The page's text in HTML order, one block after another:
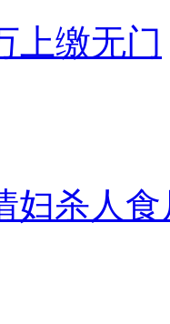
上缴无门
妇杀人食